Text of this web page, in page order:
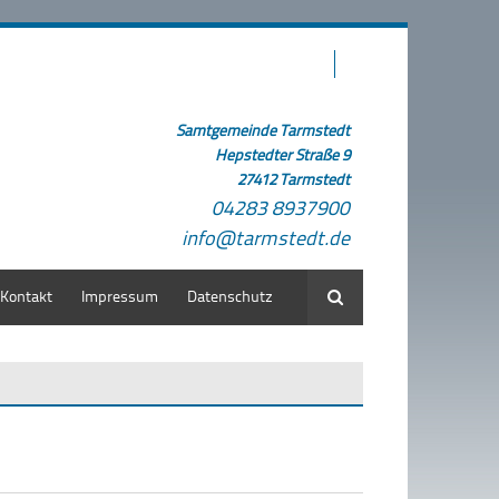
Samtgemeinde Tarmstedt
Hepstedter Straße 9
27412 Tarmstedt
04283 8937900
info@tarmstedt.de
Kontakt Impressum Datenschutz Suche